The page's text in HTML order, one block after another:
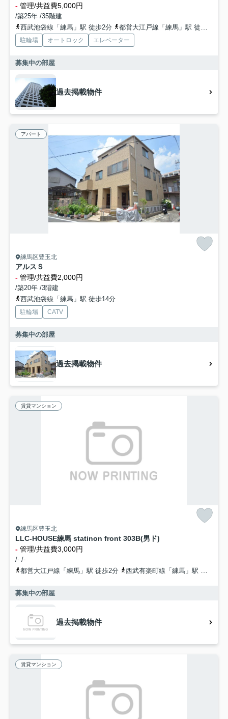
- 管理/共益費5,000円
/築25年 /35階建
西武池袋線「練馬」駅 徒歩2分
都営大江戸線「練馬」駅 徒歩4分
駐輪場 オートロック エレベーター
募集中の部屋
過去掲載物件
アパート
練馬区豊玉北
アルスＳ
- 管理/共益費2,000円
/築20年 /3階建
西武池袋線「練馬」駅 徒歩14分
駐輪場 CATV
募集中の部屋
過去掲載物件
賃貸マンション
練馬区豊玉北
LLC-HOUSE練馬 statinon front 303B(男ド)
- 管理/共益費3,000円
/- /-
都営大江戸線「練馬」駅 徒歩2分
西武有楽町線「練馬」駅 徒歩3分
募集中の部屋
過去掲載物件
賃貸マンション